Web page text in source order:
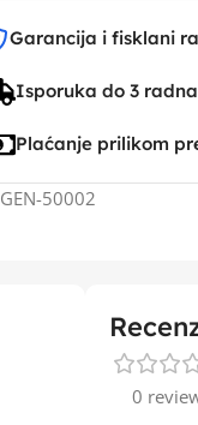
Garancija i fisklani
Isporuka do 3
Plaćanje prilikom
GEN-50002
0